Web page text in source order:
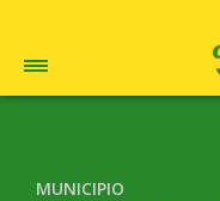
MUNICIPIO